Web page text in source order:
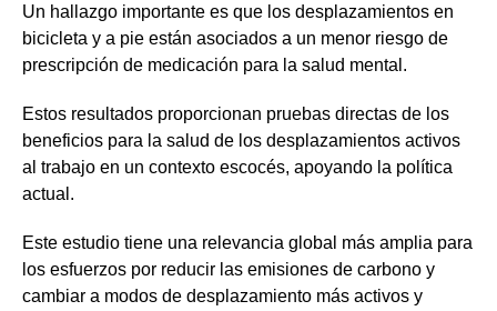
Un hallazgo importante es que los desplazamientos en
bicicleta y a pie están asociados a un menor riesgo de
prescripción de medicación para la salud mental.
Estos resultados proporcionan pruebas directas de los
beneficios para la salud de los desplazamientos activos
al trabajo en un contexto escocés, apoyando la política
actual.
Este estudio tiene una relevancia global más amplia para
los esfuerzos por reducir las emisiones de carbono y
cambiar a modos de desplazamiento más activos y